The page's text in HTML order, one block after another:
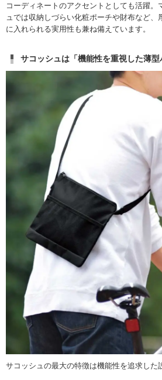
コーディネートのアクセントとしても活躍。
ュでは収納しづらい化粧ポーチや財布など、
に入れられる実用性も兼ね備えています。
サコッシュは「機能性を重視した薄型
サコッシュの最大の特徴は機能性を追求した